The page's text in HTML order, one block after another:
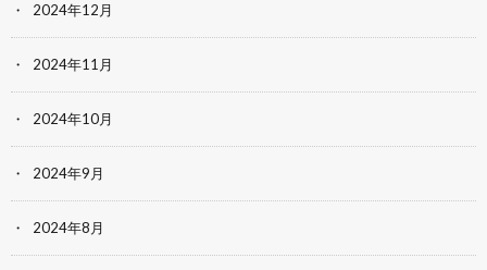
2024年12月
2024年11月
2024年10月
2024年9月
2024年8月